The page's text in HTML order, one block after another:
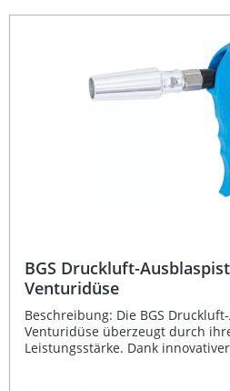
leichtes Kunststoffgehäuse Präzise Stahl-Düse für
BGS Druckluft-
Venturidüse
Beschreibung: Die BGS
Venturidüse überzeugt durch
Leistungsstärke. Dank